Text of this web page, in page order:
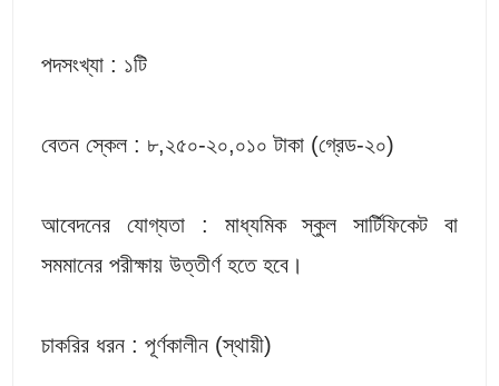
পদসংখ্যা : ১টি
বেতন স্কেল : ৮,২৫০-২০,০১০ টাকা (গ্রেড-২০)
আবেদনের যোগ্যতা : মাধ্যমিক স্কুল সার্টিফিকেট বা
সমমানের পরীক্ষায় উত্তীর্ণ হতে হবে।
চাকরির ধরন : পূর্ণকালীন (স্থায়ী)